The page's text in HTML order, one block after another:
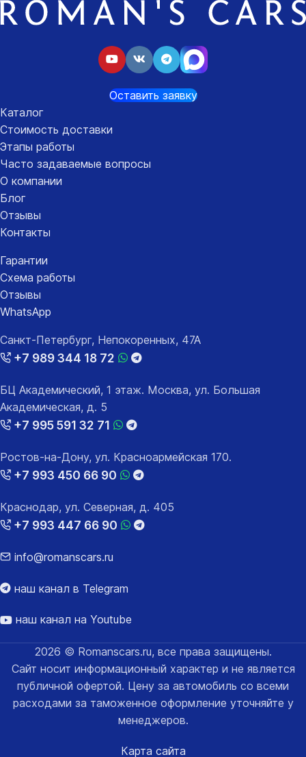
Оставить заявку
Каталог
Стоимость доставки
Этапы работы
Часто задаваемые вопросы
О компании
Блог
Отзывы
Контакты
Гарантии
Схема работы
Отзывы
WhatsApp
Санкт-Петербург, Непокоренных, 47А
+7 989 344 18 72
БЦ Академический, 1 этаж. Москва, ул. Большая
Академическая, д. 5
+7 995 591 32 71
Ростов-на-Дону, ул. Красноармейская 170.
+7 993 450 66 90
Краснодар, ул. Северная, д. 405
+7 993 447 66 90
info@romanscars.ru
наш канал в Telegram
наш канал на Youtube
2026 © Romanscars.ru, все права защищены.
Сайт носит информационный характер и не является
публичной офертой. Цену за автомобиль со всеми
расходами за таможенное оформление уточняйте у
менеджеров.
Карта сайта